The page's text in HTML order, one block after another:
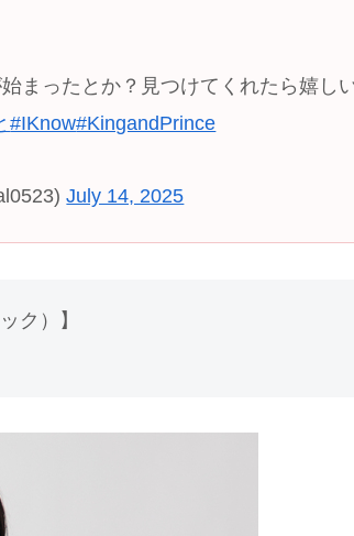
まったとか？見つけてくれたら嬉し
#IKnow#KingandPrince
July 14, 2025
ク）】